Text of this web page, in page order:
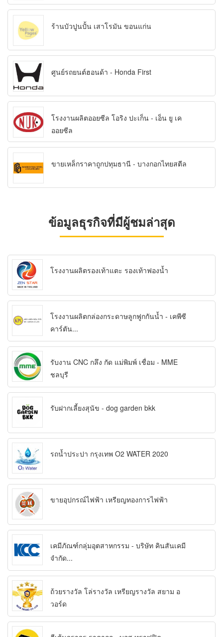
ร้านบัวปูนปั้น เสาโรมัน ขอนแก่น
ศูนย์รถยนต์ฮอนด้า - Honda First
โรงงานผลิตออยซีล โอริง ปะเก็น - เอ็น ยู เค
ออยซีล
ขายเหล็กราคาถูกปทุมธานี - บางกอกไทยสตีล
ข้อมูลธุรกิจที่มีผู้ชมล่าสุด
โรงงานผลิตรองเท้าแตะ รองเท้าฟองน้ำ
โรงงานผลิตกล่องกระดาษลูกฟูกกันน้ำ - เคพีซี
คาร์ตัน...
รับงาน CNC กลึง กัด แม่พิมพ์ เชื่อม - MME
ชลบุรี
รับฝากเลี้ยงสุนัข - dog garden bkk
รถน้ำประปา กรุงเทพ O2 WATER 2020
ขายอุปกรณ์ไฟฟ้า เหรียญทองการไฟฟ้า
เคมีภัณฑ์กลุ่มอุตสาหกรรม - บริษัท คินสันเคมี
จำกัด...
ถ้วยรางวัล โล่รางวัล เหรียญรางวัล สยาม อ
วอร์ด